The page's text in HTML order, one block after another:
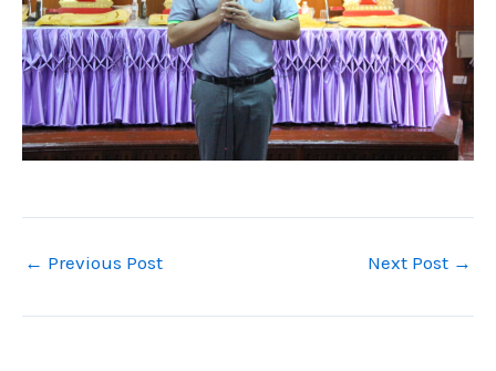
← Previous Post Next Post →